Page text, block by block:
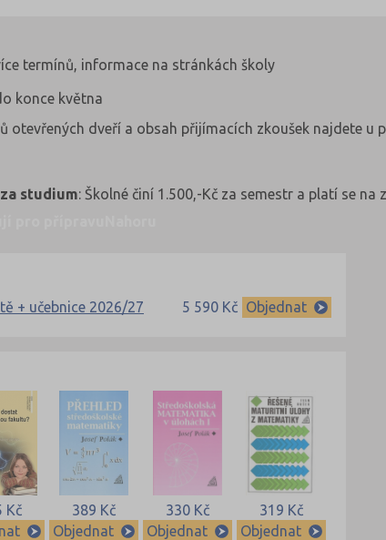
termínů, informace na stránkách školy
konce května
otevřených dveří a obsah přijímacích zkoušek najdete u
studium: Školné činí 1.500,-Kč za semestr a platí se
+ učebnice 2026/27
5 590 Kč Objednat
Kč
389 Kč
Objednat
330 Kč
Objednat
319 Kč
Objednat